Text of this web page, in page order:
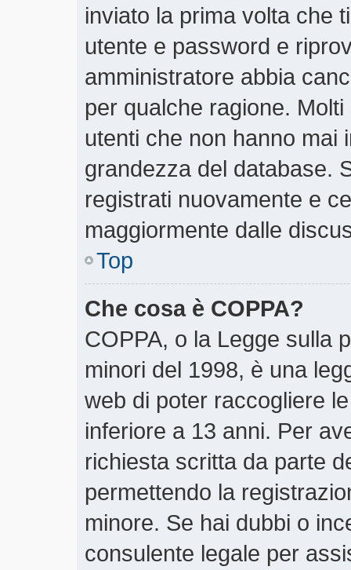
inviato la prima volta che
utente e password e
amministratore abbia
per qualche ragione.
utenti che non hanno mai
grandezza del database.
registrati nuovamente e
maggiormente dalle
Top
Che cosa è COPPA?
COPPA, o la Legge sulla
minori del 1998, è una
web di poter raccogliere
inferiore a 13 anni. Per
richiesta scritta da parte
permettendo la
minore. Se hai dubbi o
consulente legale per